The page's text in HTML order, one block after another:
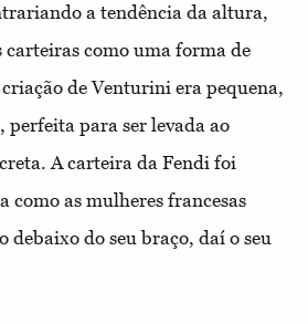
a tendência da altura,
carteiras como uma forma de
de Venturini era pequena,
perfeita para ser levada ao
A carteira da Fendi foi
como as mulheres francesas
debaixo do seu braço, daí o seu